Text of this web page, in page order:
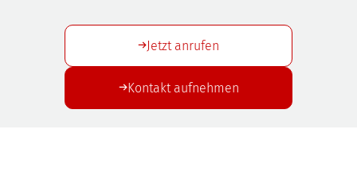
Jetzt anrufen
Kontakt aufnehmen